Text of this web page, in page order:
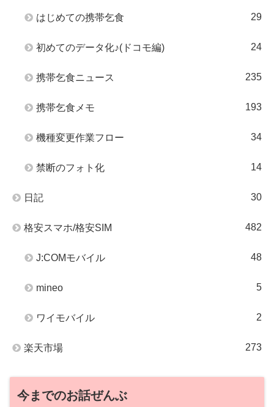
はじめての携帯乞食 29
初めてのデータ化♪(ドコモ編) 24
携帯乞食ニュース 235
携帯乞食メモ 193
機種変更作業フロー 34
禁断のフォト化 14
日記 30
格安スマホ/格安SIM 482
J:COMモバイル 48
mineo 5
ワイモバイル 2
楽天市場 273
今までのお話ぜんぶ